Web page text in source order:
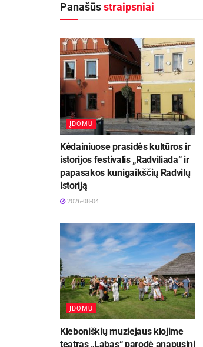
Panašūsstraipsniai
ĮDOMU
Kėdainiuose prasidės kultūros ir
istorijos festivalis „Radviliada“ ir
papasakos kunigaikščių Radvilų
istoriją
2026-08-04
ĮDOMU
Kleboniškių muziejaus klojime
teatras „Labas“ parodė anapusinį